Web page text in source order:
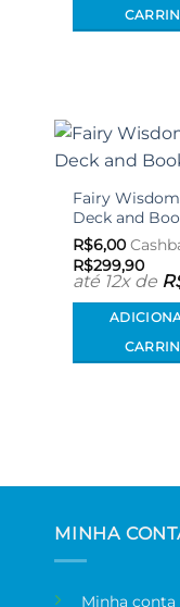
Fairy
Deck and
R$6,00
R$299,90
até 12x de
MINHA
Minha conta